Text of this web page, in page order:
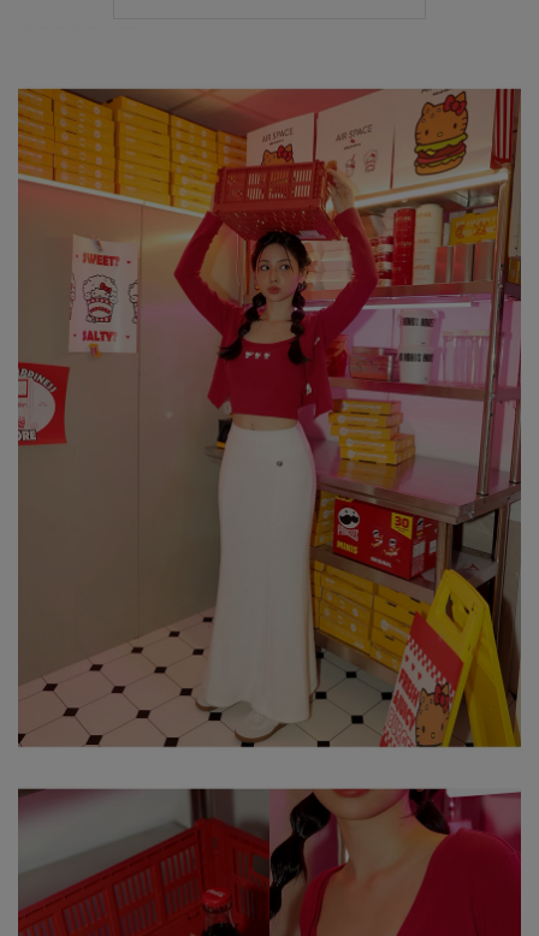
身形尺寸對照表
※ 顏色請參考單品圖片較為接近，但因圖檔顏色會因個人電腦螢幕
設定差異略有不同，請以實際商品顏色為準。
※ 請將深色衣物與淺色衣物分開洗滌。